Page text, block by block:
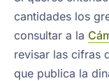
cantidades los
consultar a la
revisar las cifras
que publica la